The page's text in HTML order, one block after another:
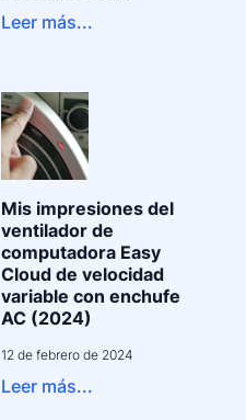
Leer más...
Mis impresiones del
ventilador de
computadora Easy
Cloud de velocidad
variable con enchufe
AC (2024)
12 de febrero de 2024
Leer más...